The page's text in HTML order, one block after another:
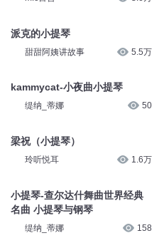
派克的小提琴
甜甜阿姨讲故事 5.5万
kammycat-小夜曲小提琴
缇纳_蒂娜 50
梁祝（小提琴）
玲听悦耳 1.6万
小提琴-查尔达什舞曲世界经典
名曲 小提琴与钢琴
缇纳_蒂娜 158